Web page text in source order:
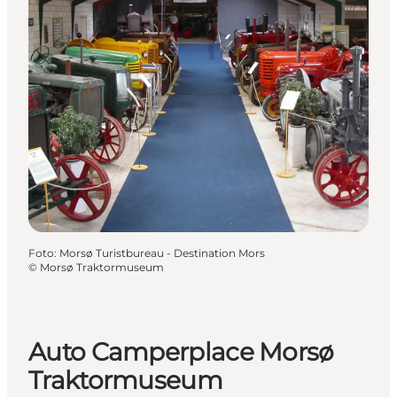
Foto: Morsø Turistbureau - Destination Mors
© Morsø Traktormuseum
Auto Camperplace Morsø
Traktormuseum